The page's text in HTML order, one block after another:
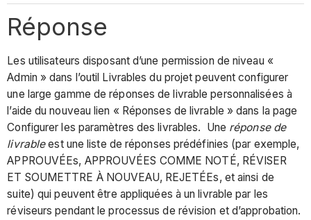
Réponse
Les utilisateurs disposant d’une permission de niveau «
Admin » dans l’outil Livrables du projet peuvent configurer
une large gamme de réponses de livrable personnalisées à
l’aide du nouveau lien « Réponses de livrable » dans la page
Configurer les paramètres des livrables. Une réponse de
livrableest une liste de réponses prédéfinies (par exemple,
APPROUVÉEs, APPROUVÉES COMME NOTÉ, RÉVISER
ET SOUMETTRE À NOUVEAU, REJETÉEs, et ainsi de
suite) qui peuvent être appliquées à un livrable par les
réviseurs pendant le processus de révision et d’approbation.